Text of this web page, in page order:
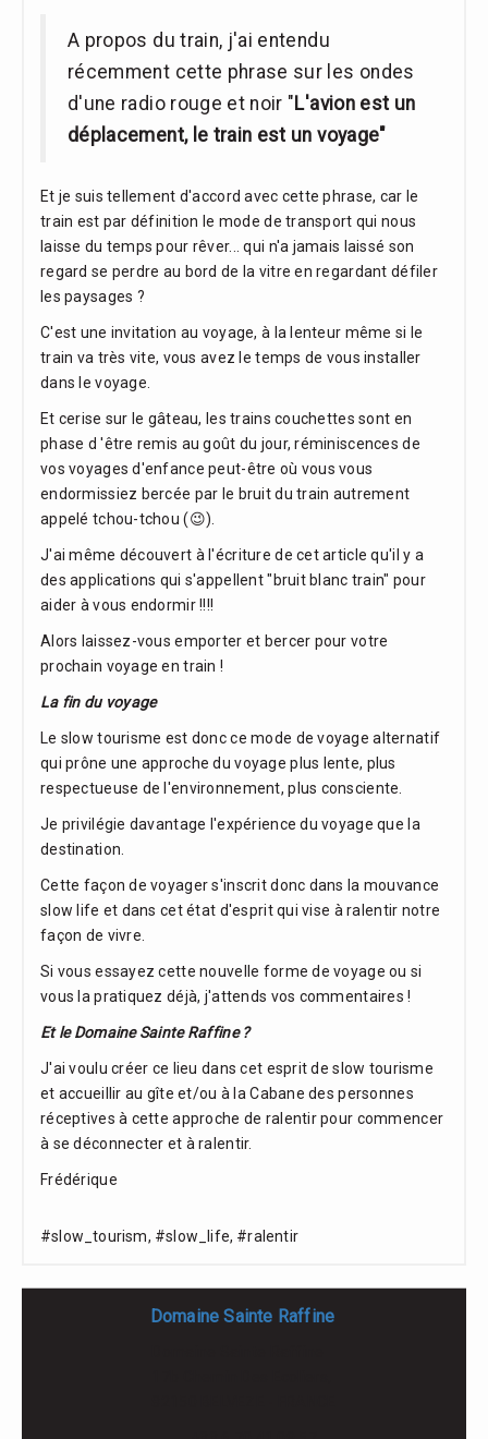
A propos du train, j'ai entendu
récemment cette phrase sur les ondes
d'une radio rouge et noir "L'avion est un
déplacement, le train est un voyage"
Et je suis tellement d'accord avec cette phrase, car le
train est par définition le mode de transport qui nous
laisse du temps pour rêver... qui n'a jamais laissé son
regard se perdre au bord de la vitre en regardant défiler
les paysages ?
C'est une invitation au voyage, à la lenteur même si le
train va très vite, vous avez le temps de vous installer
dans le voyage.
Et cerise sur le gâteau, les trains couchettes sont en
phase d 'être remis au goût du jour, réminiscences de
vos voyages d'enfance peut-être où vous vous
endormissiez bercée par le bruit du train autrement
appelé tchou-tchou (😉).
J'ai même découvert à l'écriture de cet article qu'il y a
des applications qui s'appellent "bruit blanc train" pour
aider à vous endormir !!!!
Alors laissez-vous emporter et bercer pour votre
prochain voyage en train !
La fin du voyage
Le slow tourisme est donc ce mode de voyage alternatif
qui prône une approche du voyage plus lente, plus
respectueuse de l'environnement, plus consciente.
Je privilégie davantage l'expérience du voyage que la
destination.
Cette façon de voyager s'inscrit donc dans la mouvance
slow life et dans cet état d'esprit qui vise à ralentir notre
façon de vivre.
Si vous essayez cette nouvelle forme de voyage ou si
vous la pratiquez déjà, j'attends vos commentaires !
Et le Domaine Sainte Raffine ?
J'ai voulu créer ce lieu dans cet esprit de slow tourisme
et accueillir au gîte et/ou à la Cabane des personnes
réceptives à cette approche de ralentir pour commencer
à se déconnecter et à ralentir.
Frédérique
#slow_tourism, #slow_life, #ralentir
Domaine Sainte Raffine